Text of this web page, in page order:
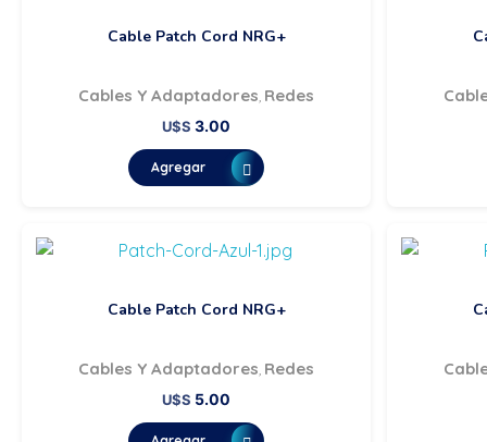
Cable Patch Cord NRG+
U$S 3.00
Cables Y Adaptadores Redes
Agregar
Cable Patch Cord NRG+
U$S 5.00
Cables Y Adaptadores Redes